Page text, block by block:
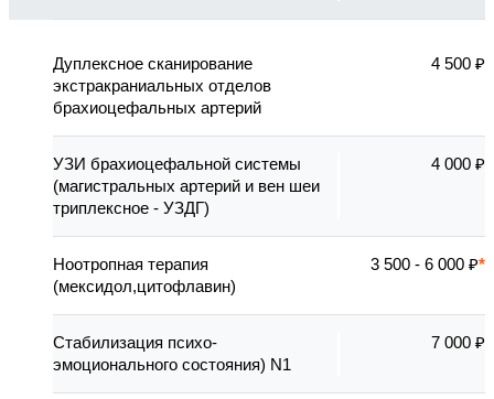
Дуплексное сканирование
экстракраниальных отделов
брахиоцефальных артерий
4 500 ₽
УЗИ брахиоцефальной системы
(магистральных артерий и вен шеи
триплексное - УЗДГ)
4 000 ₽
Ноотропная терапия
(мексидол,цитофлавин)
3 500 - 6 000 ₽
Стабилизация психо-
эмоционального состояния) N1
7 000 ₽